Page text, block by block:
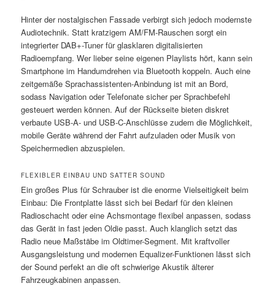
Hinter der nostalgischen Fassade verbirgt sich jedoch modernste
Audiotechnik. Statt kratzigem AM/FM-Rauschen sorgt ein
integrierter DAB+-Tuner für glasklaren digitalisierten
Radioempfang. Wer lieber seine eigenen Playlists hört, kann sein
Smartphone im Handumdrehen via Bluetooth koppeln. Auch eine
zeitgemäße Sprachassistenten-Anbindung ist mit an Bord,
sodass Navigation oder Telefonate sicher per Sprachbefehl
gesteuert werden können. Auf der Rückseite bieten diskret
verbaute USB-A- und USB-C-Anschlüsse zudem die Möglichkeit,
mobile Geräte während der Fahrt aufzuladen oder Musik von
Speichermedien abzuspielen.
FLEXIBLER EINBAU UND SATTER SOUND
Ein großes Plus für Schrauber ist die enorme Vielseitigkeit beim
Einbau: Die Frontplatte lässt sich bei Bedarf für den kleinen
Radioschacht oder eine Achsmontage flexibel anpassen, sodass
das Gerät in fast jeden Oldie passt. Auch klanglich setzt das
Radio neue Maßstäbe im Oldtimer-Segment. Mit kraftvoller
Ausgangsleistung und modernen Equalizer-Funktionen lässt sich
der Sound perfekt an die oft schwierige Akustik älterer
Fahrzeugkabinen anpassen.